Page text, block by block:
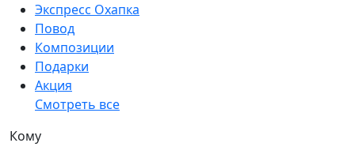
Экспресс Охапка
Повод
Композиции
Подарки
Акция
Смотреть все
Кому